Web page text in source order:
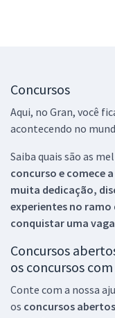
Concursos
Aqui, no Gran, você
acontecendo no
Saiba quais são as
concurso e comece
muita dedicação,
experientes no ramo
conquistar uma
Concursos
os concursos
Conte com a nossa
os concursos